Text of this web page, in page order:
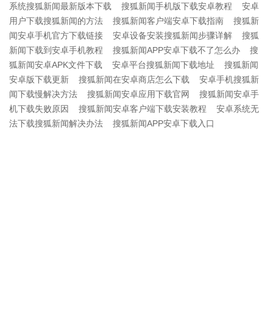
系统搜狐新闻最新版本下载
搜狐新闻手机版下载安卓教程
安卓
用户下载搜狐新闻的方法
搜狐新闻客户端安卓下载指南
搜狐新
闻安卓手机官方下载链接
安卓设备安装搜狐新闻步骤详解
搜狐
新闻下载到安卓手机教程
搜狐新闻APP安卓下载不了怎么办
搜
狐新闻安卓APK文件下载
安卓平台搜狐新闻下载地址
搜狐新闻
安卓版下载更新
搜狐新闻在安卓商店怎么下载
安卓手机搜狐新
闻下载慢解决方法
搜狐新闻安卓应用下载官网
搜狐新闻安卓手
机下载失败原因
搜狐新闻安卓客户端下载安装教程
安卓系统无
法下载搜狐新闻解决办法
搜狐新闻APP安卓下载入口